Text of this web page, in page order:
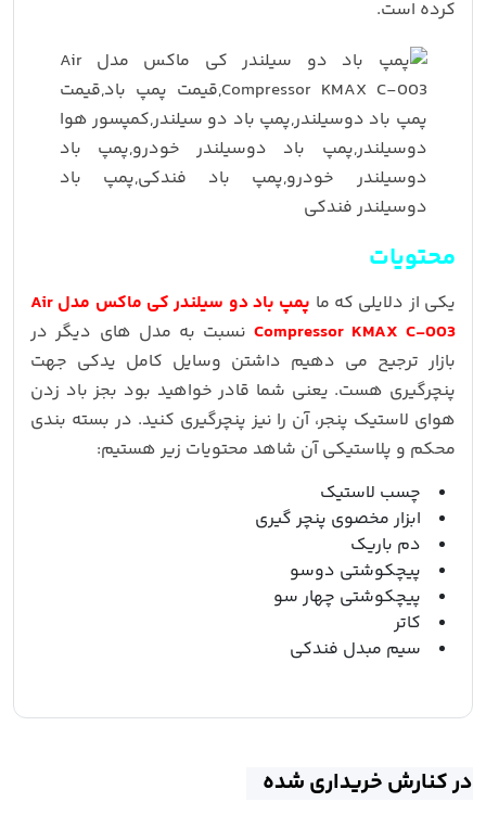
کرده است.
محتویات
یکی از دلایلی که ما
پمپ باد دو سیلندر کی ماکس مدل Air
Compressor KMAX C-003 نسبت به مدل های دیگر در
بازار ترجیح می دهیم داشتن وسایل کامل یدکی جهت
پنچرگیری هست. یعنی شما قادر خواهید بود بجز باد زدن
هوای لاستیک پنجر، آن را نیز پنچرگیری کنید. در بسته بندی
محکم و پلاستیکی آن شاهد محتویات زیر هستیم:
چسب لاستیک
ابزار مخصوی پنچر گیری
دم باریک
پیچکوشتی دوسو
پیچکوشتی چهار سو
کاتر
سیم مبدل فندکی
در کنارش خریداری شده